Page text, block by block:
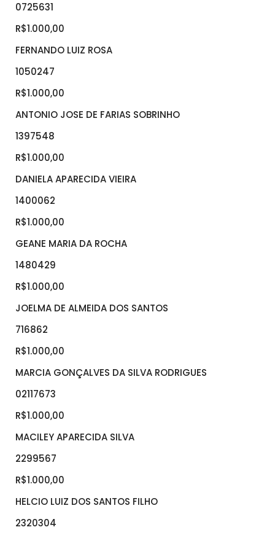
0725631
R$1.000,00
FERNANDO LUIZ ROSA
1050247
R$1.000,00
ANTONIO JOSE DE FARIAS SOBRINHO
1397548
R$1.000,00
DANIELA APARECIDA VIEIRA
1400062
R$1.000,00
GEANE MARIA DA ROCHA
1480429
R$1.000,00
JOELMA DE ALMEIDA DOS SANTOS
716862
R$1.000,00
MARCIA GONÇALVES DA SILVA RODRIGUES
02117673
R$1.000,00
MACILEY APARECIDA SILVA
2299567
R$1.000,00
HELCIO LUIZ DOS SANTOS FILHO
2320304